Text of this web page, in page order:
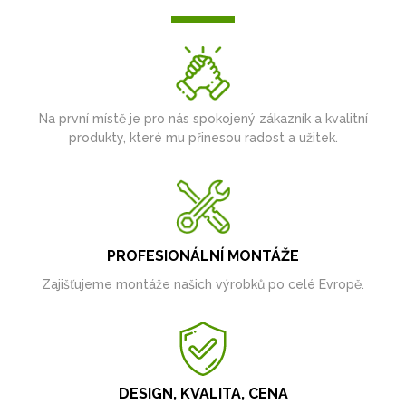
Na první místě je pro nás spokojený zákazník a kvalitní
produkty, které mu přinesou radost a užitek.
PROFESIONÁLNÍ MONTÁŽE
Zajišťujeme montáže našich výrobků po celé Evropě.
DESIGN, KVALITA, CENA